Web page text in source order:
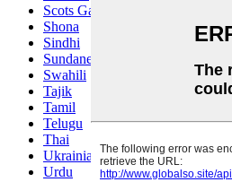
Scots Gaelic
Shona
Sindhi
Sundanese
Swahili
Tajik
Tamil
Telugu
Thai
Ukrainian
Urdu